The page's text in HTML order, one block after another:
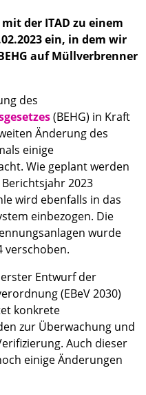
der ITAD zu einem
ein, in dem wir
auf Müllverbrenner
des
(BEHG) in Kraft
Änderung des
einige
Wie geplant werden
2023
wird ebenfalls in das
einbezogen. Die
wurde
verschoben.
Entwurf der
(EBeV 2030)
konkrete
zur Überwachung und
Auch dieser
einige Änderungen